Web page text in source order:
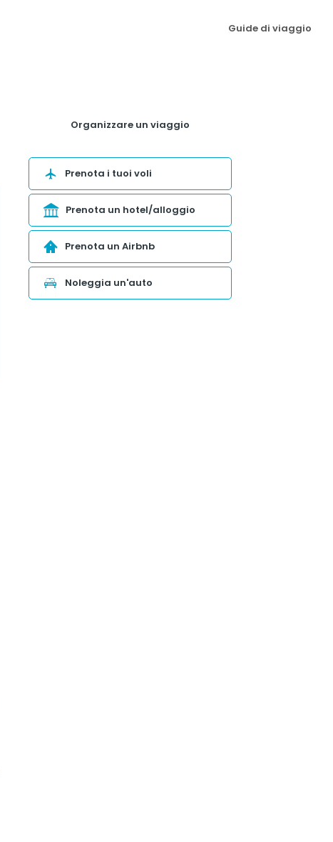
Guide di viaggio
Organizzare un viaggio
Prenota i tuoi voli
Prenota un hotel/alloggio
Prenota un Airbnb
Noleggia un'auto